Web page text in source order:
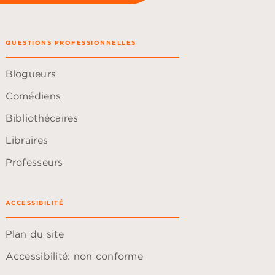
QUESTIONS PROFESSIONNELLES
Blogueurs
Comédiens
Bibliothécaires
Libraires
Professeurs
ACCESSIBILITÉ
Plan du site
Accessibilité: non conforme